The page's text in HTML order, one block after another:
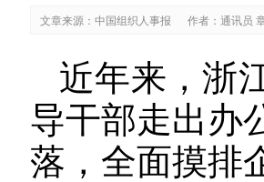
文章来源：中国组织人事报 作者：通讯员
近年来，浙
导干部走出办
落，全面摸排